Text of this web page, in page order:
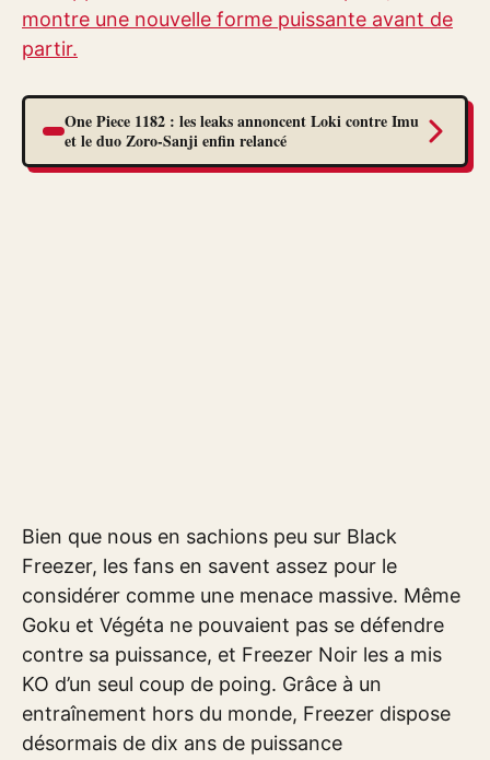
montre une nouvelle forme puissante avant de
partir.
One Piece 1182 : les leaks annoncent Loki contre Imu
et le duo Zoro-Sanji enfin relancé
Bien que nous en sachions peu sur Black
Freezer, les fans en savent assez pour le
considérer comme une menace massive. Même
Goku et Végéta ne pouvaient pas se défendre
contre sa puissance, et Freezer Noir les a mis
KO d’un seul coup de poing. Grâce à un
entraînement hors du monde, Freezer dispose
désormais de dix ans de puissance